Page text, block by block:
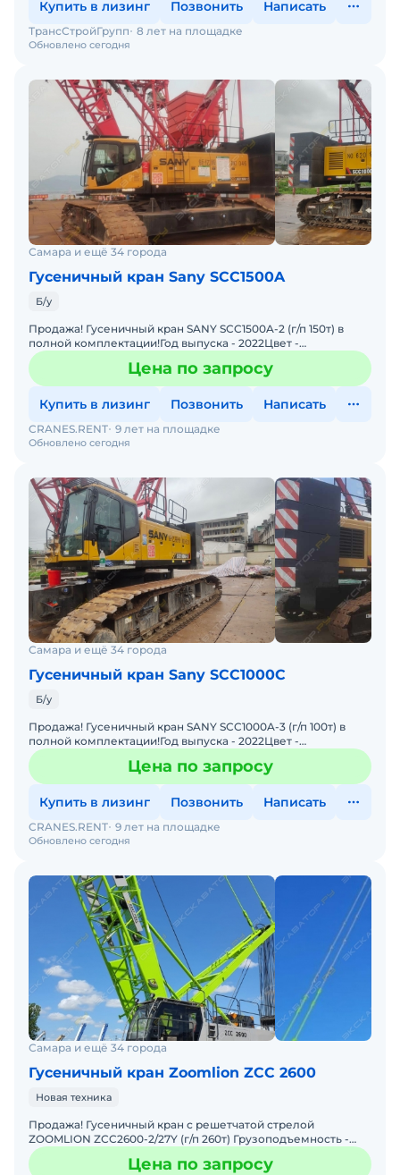
Купить в лизинг Позвонить Написать
Обновлено сегодня
ТрансСтройГрупп 8 лет на площадке
Самара и ещё 34 города
Гусеничный кран Sany SCC1500A
Б/у
Продажа! Гусеничный кран SANY SCC1500A-2 (г/п 150т) в
полной комплектации!Год выпуска - 2022Цвет -
желтыйКомплектация: Комбинация подъемной стрелы 76
м + гусек
Цена по запросу
Купить в лизинг Позвонить Написать
Обновлено сегодня
CRANES.RENT 9 лет на площадке
Самара и ещё 34 города
Гусеничный кран Sany SCC1000C
Б/у
Продажа! Гусеничный кран SANY SCC1000A-3 (г/п 100т) в
полной комплектации!Год выпуска - 2022Цвет -
желтыйКомплектация: Комбинация подъемной стрелы 64
м + 18 м1
Цена по запросу
Купить в лизинг Позвонить Написать
Обновлено сегодня
CRANES.RENT 9 лет на площадке
Самара и ещё 34 города
Гусеничный кран Zoomlion ZCC 2600
Новая техника
Продажа! Гусеничный кран с решетчатой стрелой
ZOOMLION ZCC2600-2/27Y (г/п 260т) Грузоподъемность -
260 тонн. Комплектация: Основная стрела 86м,
маневровый г
Цена по запросу